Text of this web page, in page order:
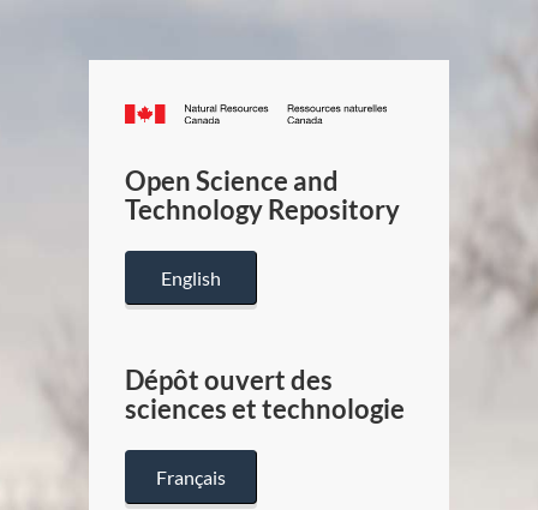
Canada.ca
/
Canada
Open Science and
Technology Repository
English
Dépôt ouvert des
sciences et technologie
Français